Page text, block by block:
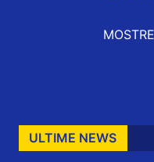
ULTIME NEWS
Sul sito